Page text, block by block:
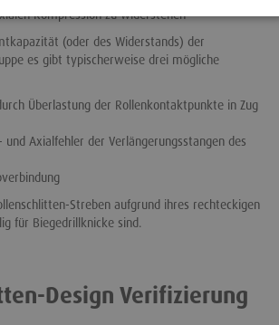
Kompression zu widerstehen
(oder des Widerstands) der
es gibt typischerweise drei mögliche
Überlastung der Rollenkontaktpunkte in Zug
Axialfehler der Verlängerungsstangen des
Streben aufgrund ihres rechteckigen
für Biegedrillknicke sind.
Design Verifizierung